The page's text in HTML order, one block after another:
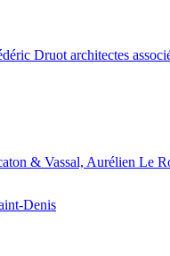
Druot architectes
& Vassal, Aurélien Le
Denis